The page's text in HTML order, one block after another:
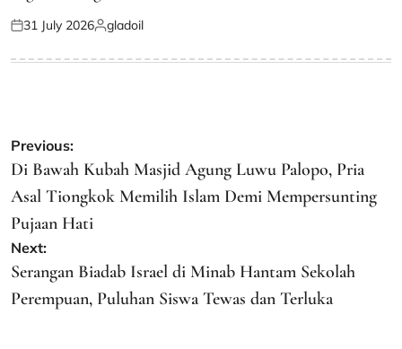
Posted
31 July 2026Posted
gladoil
Post
navigation
Previous:
Di Bawah Kubah Masjid Agung Luwu Palopo, Pria
Asal Tiongkok Memilih Islam Demi Mempersunting
Pujaan Hati
Next:
Serangan Biadab Israel di Minab Hantam Sekolah
Perempuan, Puluhan Siswa Tewas dan Terluka